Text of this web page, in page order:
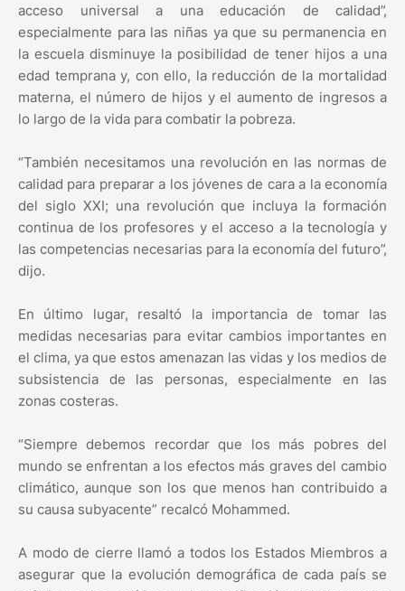
acceso universal a una educación de calidad”,
especialmente para las niñas ya que su permanencia en
la escuela disminuye la posibilidad de tener hijos a una
edad temprana y, con ello, la reducción de la mortalidad
materna, el número de hijos y el aumento de ingresos a
lo largo de la vida para combatir la pobreza.
“También necesitamos una revolución en las normas de
calidad para preparar a los jóvenes de cara a la economía
del siglo XXI; una revolución que incluya la formación
continua de los profesores y el acceso a la tecnología y
las competencias necesarias para la economía del futuro”,
dijo.
En último lugar, resaltó la importancia de tomar las
medidas necesarias para evitar cambios importantes en
el clima, ya que estos amenazan las vidas y los medios de
subsistencia de las personas, especialmente en las
zonas costeras.
“Siempre debemos recordar que los más pobres del
mundo se enfrentan a los efectos más graves del cambio
climático, aunque son los que menos han contribuido a
su causa subyacente” recalcó Mohammed.
A modo de cierre llamó a todos los Estados Miembros a
asegurar que la evolución demográfica de cada país se